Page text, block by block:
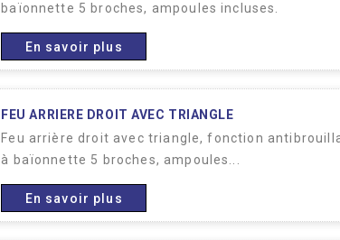
baïonnette 5 broches, ampoules incluses.
En savoir plus
FEU ARRIERE DROIT AVEC TRIANGLE
Feu arrière droit avec triangle, fonction
à baïonnette 5 broches, ampoules...
En savoir plus